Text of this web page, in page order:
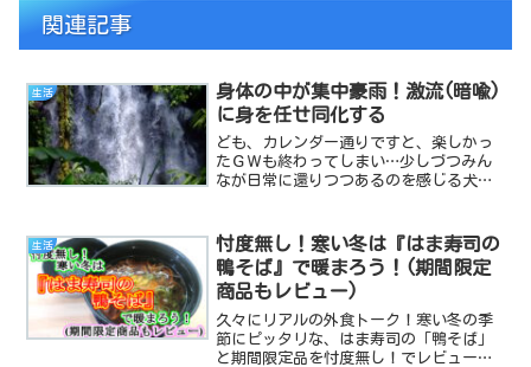
関連記事
生活
身体の中が集中豪雨！激流(暗喩)
に身を任せ同化する
ども、カレンダー通りですと、楽しかっ
たＧＷも終わってしまい…少しづつみん
なが日常に還りつつあるのを感じる犬川
って人達もいますので、完全な日常回は
まだもう少し先になりそ...
生活
忖度無し！寒い冬は『はま寿司の
鴨そば』で暖まろう！(期間限定
商品もレビュー)
久々にリアルの外食トーク！寒い冬の季
節にピッタリな、はま寿司の「鴨そば」
と期間限定品を忖度無し！でレビューし